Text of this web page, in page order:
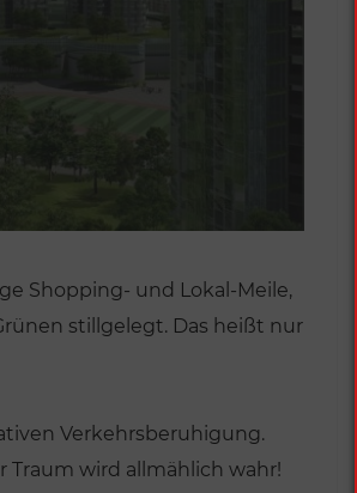
Shopping- und Lokal-Meile,
stillgelegt. Das heißt nur
Verkehrsberuhigung.
Traum wird allmählich wahr!